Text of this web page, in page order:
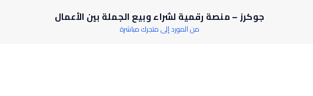
جوكرز – منصة رقمية لشراء وبيع الجملة بين الأعمال
من المورد إلى متجرك مباشرة